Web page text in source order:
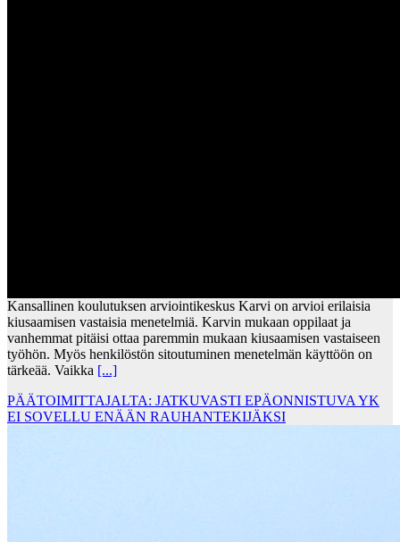
Kansallinen koulutuksen arviointikeskus Karvi on arvioi erilaisia
kiusaamisen vastaisia menetelmiä. Karvin mukaan oppilaat ja
vanhemmat pitäisi ottaa paremmin mukaan kiusaamisen vastaiseen
työhön. Myös henkilöstön sitoutuminen menetelmän käyttöön on
tärkeää. Vaikka [...]
PÄÄTOIMITTAJALTA: JATKUVASTI EPÄONNISTUVA YK
EI SOVELLU ENÄÄN RAUHANTEKIJÄKSI